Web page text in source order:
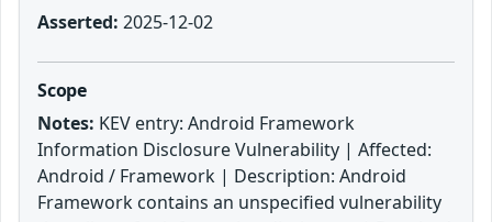
Asserted: 2025-12-02
Scope
Notes: KEV entry: Android Framework
Information Disclosure Vulnerability | Affected:
Android / Framework | Description: Android
Framework contains an unspecified vulnerability